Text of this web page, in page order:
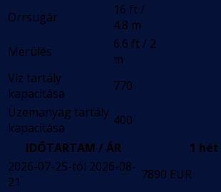
Orrsugár
16 ft /
4.8 m
Merülés
6.6 ft / 2
m
Víz tartály
kapacitása
770
Üzemanyag tartály
kapacitása
400
IDŐTARTAM / ÁR
1 hét
2026-07-25-tól 2026-08-
21
7890 EUR